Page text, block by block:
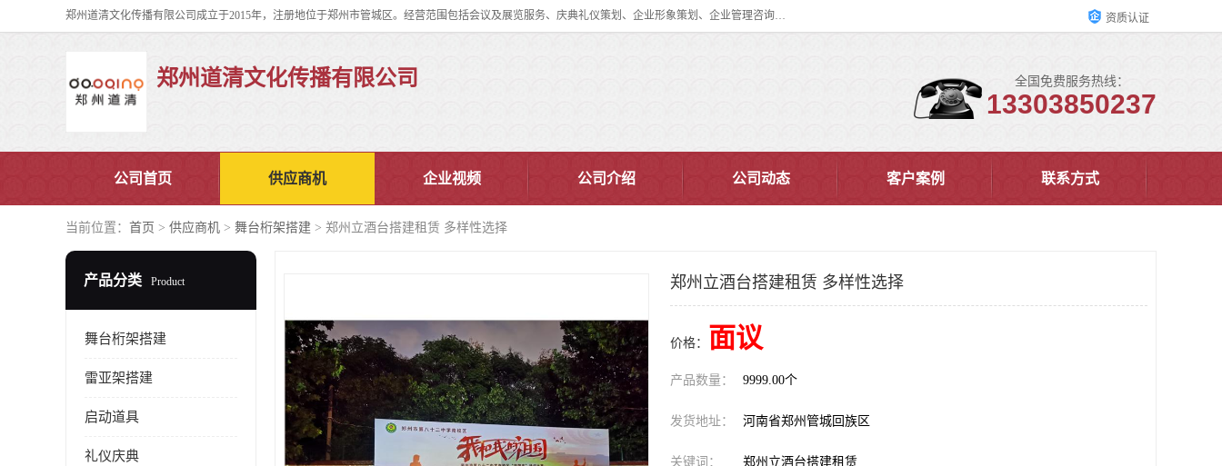
郑州道清文化传播有限公司成立于2015年，注册地位于郑州市管城区。经营范围包括会议及展览服务、庆典礼仪策划、企业形象策划、企业管理咨询、计算机图文设计、制作等。主要产品服务有：舞台桁架搭建，背景板搭建，灯光音响，雷亚舞台搭建、龙门架搭建、会议桌椅租赁、灯光音响租赁、空飘出租、气柱拱门租赁、喷绘写真制作、kt板制作。 资质认证
郑州道清文化传播有限公司 全国免费服务热线：
13303850237
公司首页 供应商机 企业视频 公司介绍 公司动态 客户案例 联系方式
当前位置： 首页 > 供应商机 > 舞台桁架搭建 > 郑州立酒台搭建租赁 多样性选择
产品分类 Product
舞台桁架搭建
雷亚架搭建
启动道具
礼仪庆典
郑州立酒台搭建租赁 多样性选择
价格： 面议
产品数量： 9999.00个
发货地址： 河南省郑州管城回族区
关键词： 郑州立酒台搭建租赁